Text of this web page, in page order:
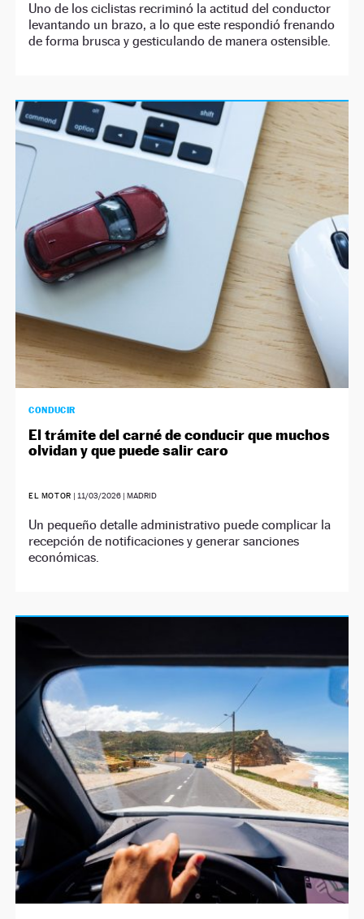
Uno de los ciclistas recriminó la actitud del conductor
levantando un brazo, a lo que este respondió frenando
de forma brusca y gesticulando de manera ostensible.
CONDUCIR
El trámite del carné de conducir que muchos
olvidan y que puede salir caro
EL MOTOR | 11/03/2026 | MADRID
Un pequeño detalle administrativo puede complicar la
recepción de notificaciones y generar sanciones
económicas.